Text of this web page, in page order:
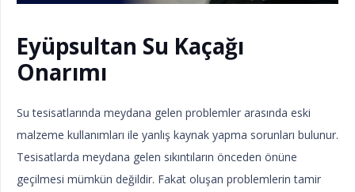
Eyüpsultan Su Kaçağı
Onarımı
Su tesisatlarında meydana gelen problemler arasında eski
malzeme kullanımları ile yanlış kaynak yapma sorunları bulunur.
Tesisatlarda meydana gelen sıkıntıların önceden önüne
geçilmesi mümkün değildir. Fakat oluşan problemlerin tamir